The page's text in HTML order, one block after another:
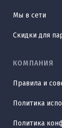
Мы в сети
Скидки для
КОМПАНИЯ
Правила и
Политика
Политика